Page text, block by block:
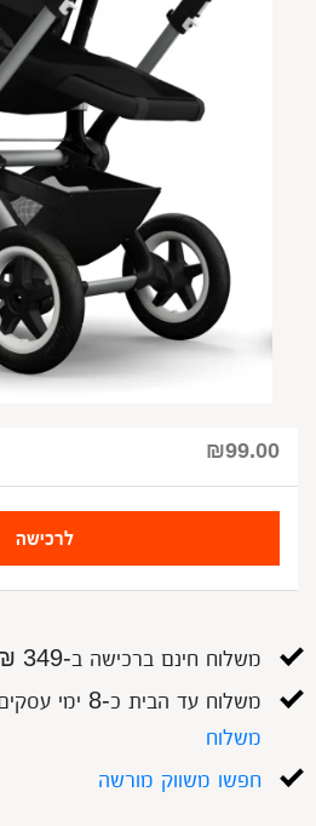
₪99.00
לרכישה
משלוח חינם ברכישה ב-349 ₪ ומעלה
משלוח עד הבית כ-8 ימי עסקים, למעט
משלוח
חפשו משווק מורשה